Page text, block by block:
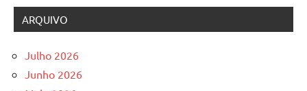
ARQUIVO
Julho 2026
Junho 2026